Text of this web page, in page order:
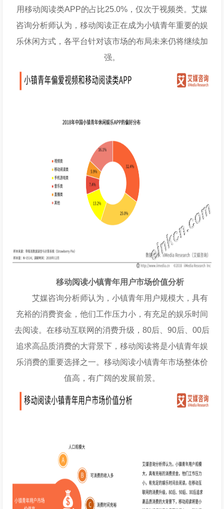
用移动阅读类APP的占比25.0%，仅次于视频类。艾媒
咨询分析师认为，移动阅读正在成为小镇青年重要的娱
乐休闲方式，各平台针对该市场的布局未来仍将继续加
强。
移动阅读小镇青年用户市场价值分析
艾媒咨询分析师认为，小镇青年用户规模大，具有
充裕的消费资金，他们工作压力小，有充足的娱乐时间
去阅读。在移动互联网的消费升级，80后、90后、00后
追求高品质消费的大背景下，移动阅读将是小镇青年娱
乐消费的重要选择之一。移动阅读小镇青年市场整体价
值高，有广阔的发展前景。